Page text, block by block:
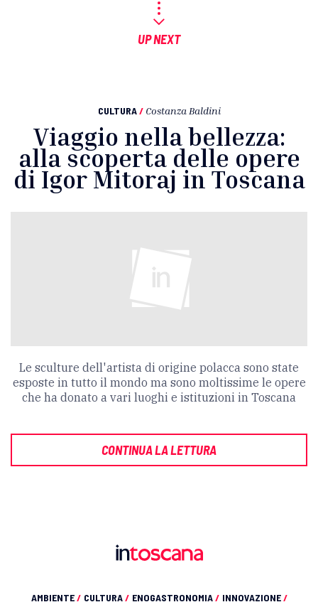
UP NEXT
CULTURA / Costanza Baldini
Viaggio nella bellezza:
alla scoperta delle opere
di Igor Mitoraj in Toscana
Le sculture dell'artista di origine polacca sono state
esposte in tutto il mondo ma sono moltissime le opere
che ha donato a vari luoghi e istituzioni in Toscana
CONTINUA LA LETTURA
AMBIENTE/ CULTURA/ ENOGASTRONOMIA/ INNOVAZIONE/